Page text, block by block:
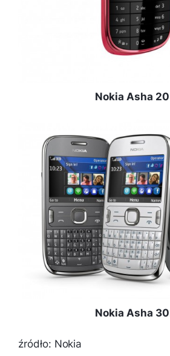
Nokia Asha
Nokia Asha
źródło: Nokia